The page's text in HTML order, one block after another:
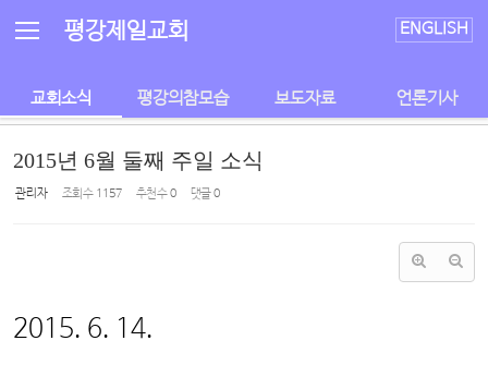
평강제일교회 ENGLISH
교회소식 평강의참모습 보도자료 언론기사
2015년 6월 둘째 주일 소식
관리자 조회 수 1157 추천 수0 댓글0
2015. 6. 14.